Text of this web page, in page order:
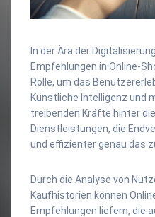
In der Ära der
Empfehlungen in Online-
Rolle, um das
Künstliche Intelligenz und
treibenden Kräfte hinter
Dienstleistungen, die
und effizienter genau das
Durch die Analyse von
Kaufhistorien können
Empfehlungen liefern, die